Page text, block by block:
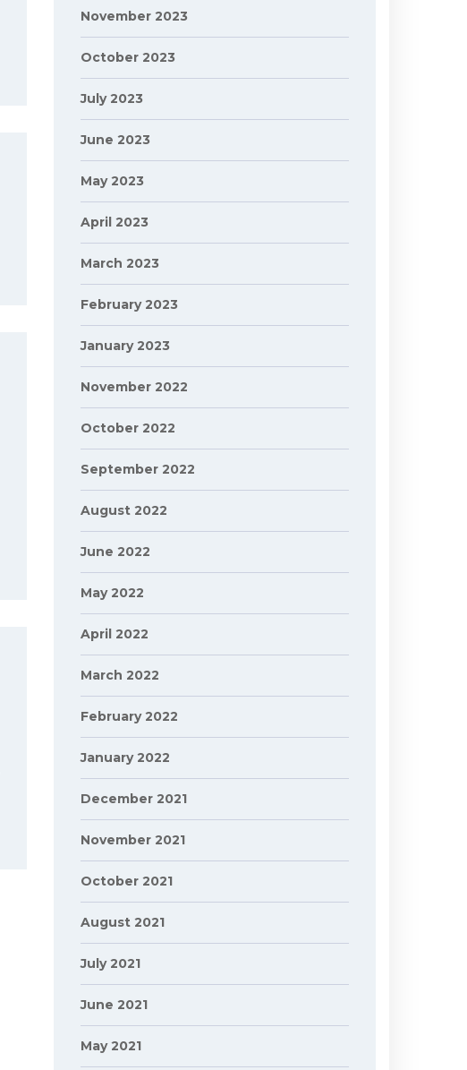
November 2023
October 2023
July 2023
June 2023
May 2023
April 2023
March 2023
February 2023
January 2023
November 2022
October 2022
September 2022
August 2022
June 2022
May 2022
April 2022
March 2022
February 2022
January 2022
December 2021
November 2021
October 2021
August 2021
July 2021
June 2021
May 2021